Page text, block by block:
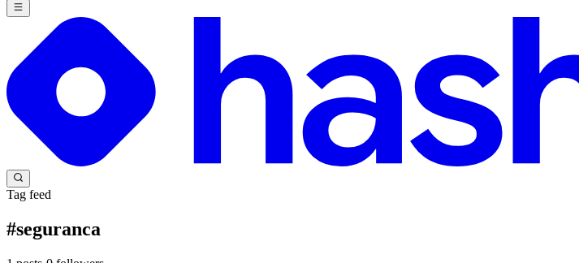
Tag feed
#seguranca